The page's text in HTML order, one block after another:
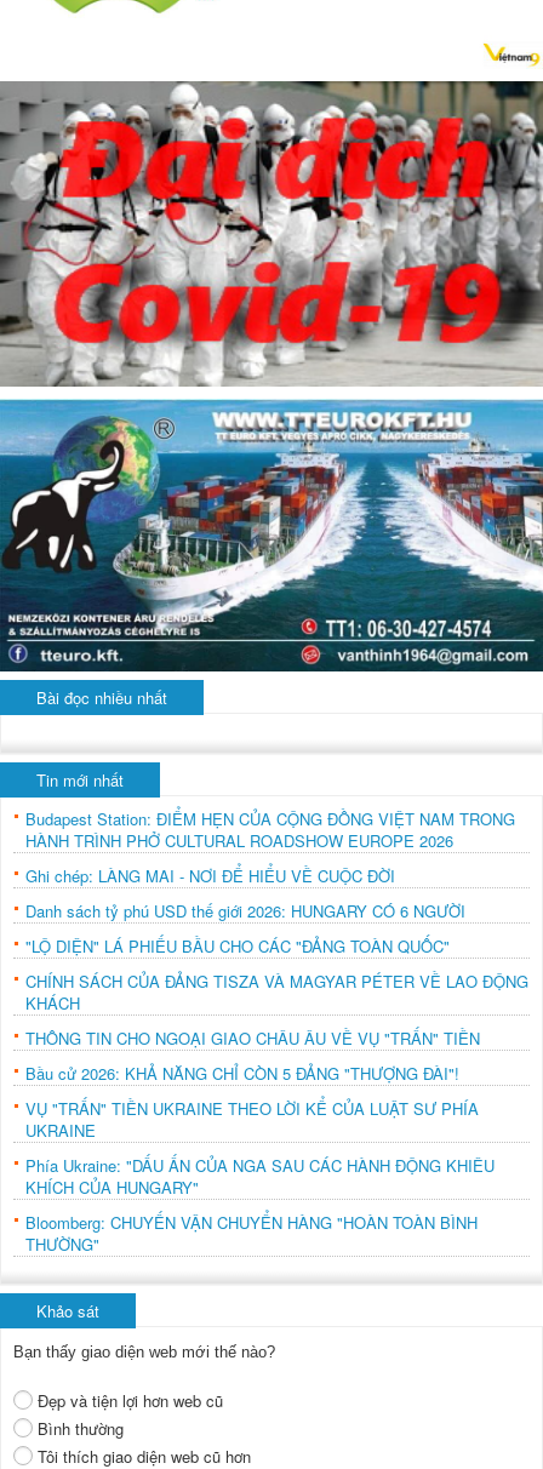
Bài đọc nhiều nhất
Tin mới nhất
Budapest Station: ĐIỂM HẸN CỦA CỘNG ĐỒNG VIỆT NAM TRONG
HÀNH TRÌNH PHỞ CULTURAL ROADSHOW EUROPE 2026
Ghi chép: LÀNG MAI - NƠI ĐỂ HIỂU VỀ CUỘC ĐỜI
Danh sách tỷ phú USD thế giới 2026: HUNGARY CÓ 6 NGƯỜI
"LỘ DIỆN" LÁ PHIẾU BẦU CHO CÁC "ĐẢNG TOÀN QUỐC"
CHÍNH SÁCH CỦA ĐẢNG TISZA VÀ MAGYAR PÉTER VỀ LAO ĐỘNG
KHÁCH
THÔNG TIN CHO NGOẠI GIAO CHÂU ÂU VỀ VỤ "TRẤN" TIỀN
Bầu cử 2026: KHẢ NĂNG CHỈ CÒN 5 ĐẢNG "THƯỢNG ĐÀI"!
VỤ "TRẤN" TIỀN UKRAINE THEO LỜI KỂ CỦA LUẬT SƯ PHÍA
UKRAINE
Phía Ukraine: "DẤU ẤN CỦA NGA SAU CÁC HÀNH ĐỘNG KHIÊU
KHÍCH CỦA HUNGARY"
Bloomberg: CHUYẾN VẬN CHUYỂN HÀNG "HOÀN TOÀN BÌNH
THƯỜNG"
Khảo sát
Bạn thấy giao diện web mới thế nào?
Đẹp và tiện lợi hơn web cũ
Bình thường
Tôi thích giao diện web cũ hơn